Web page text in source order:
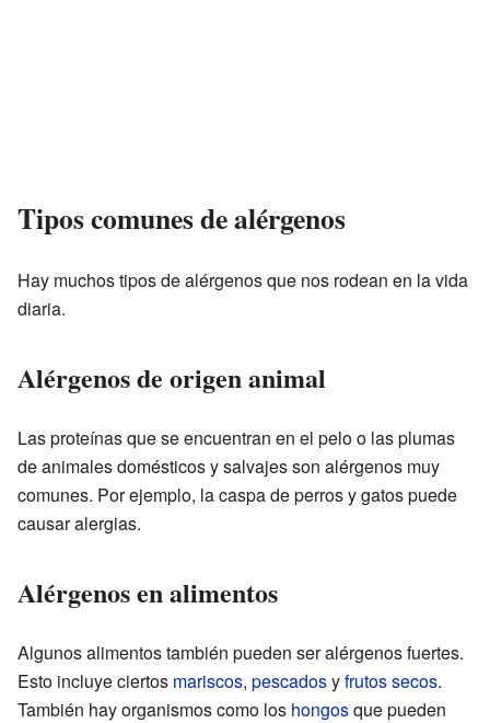
Tipos comunes de alérgenos
Hay muchos tipos de alérgenos que nos rodean en la vida
diaria.
Alérgenos de origen animal
Las proteínas que se encuentran en el pelo o las plumas
de animales domésticos y salvajes son alérgenos muy
comunes. Por ejemplo, la caspa de perros y gatos puede
causar alergias.
Alérgenos en alimentos
Algunos alimentos también pueden ser alérgenos fuertes.
Esto incluye ciertos mariscos, pescadosyfrutos secos.
También hay organismos como los hongosque pueden